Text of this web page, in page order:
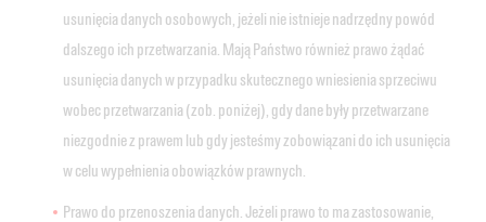
usunięcia danych osobowych, jeżeli nie istnieje nadrzędny powód
dalszego ich przetwarzania. Mają Państwo również prawo żądać
usunięcia danych w przypadku skutecznego wniesienia sprzeciwu
wobec przetwarzania (zob. poniżej), gdy dane były przetwarzane
niezgodnie z prawem lub gdy jesteśmy zobowiązani do ich usunięcia
w celu wypełnienia obowiązków prawnych.
Prawo do przenoszenia danych. Jeżeli prawo to ma zastosowanie,